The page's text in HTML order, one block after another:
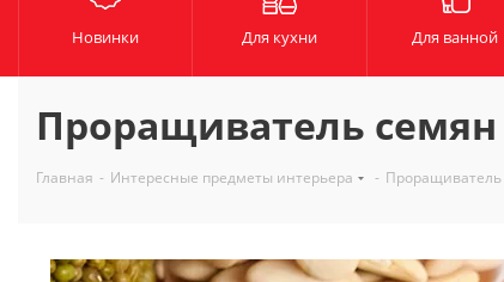
Новинки Для кухни Для ванной
Проращиватель семян
Главная - Интересные предметы интерьера - Проращиватель